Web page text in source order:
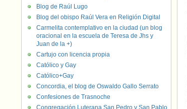
Blog de Raúl Lugo
Blog del obispo Raúl Vera en Religión Digital
Carmelita contemplativo en la ciudad (un blog
oracional en la escuela de Teresa de Jhs y
Juan de la +)
Cartujo con licencia propia
Católico y Gay
Católico+Gay
Concordia, el blog de Oswaldo Gallo Serrato
Confesiones de Trasnoche
Congregación Luterana San Pedro y San Pablo